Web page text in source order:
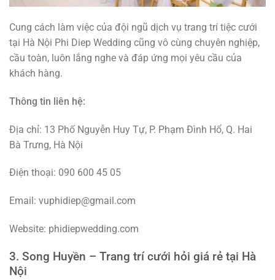
Cung cách làm việc của đội ngũ dịch vụ trang trí tiệc cưới
tại Hà Nội Phi Diep Wedding cũng vô cùng chuyên nghiệp,
cầu toàn, luôn lắng nghe và đáp ứng mọi yêu cầu của
khách hàng.
Thông tin liên hệ:
Địa chỉ: 13 Phố Nguyễn Huy Tự, P. Phạm Đình Hổ, Q. Hai
Bà Trưng, Hà Nội
Điện thoại: 090 600 45 05
Email: vuphidiep@gmail.com
Website: phidiepwedding.com
3. Song Huyền – Trang trí cưới hỏi giá rẻ tại Hà
Nội